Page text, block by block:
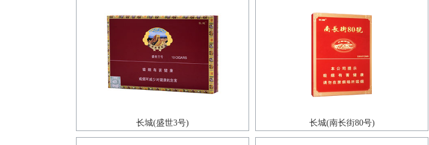
长城(盛世3号) 长城(南长街80号)